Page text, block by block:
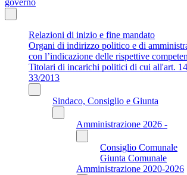
governo
Relazioni di inizio e fine mandato
Organi di indirizzo politico e di
con l’indicazione delle rispettive
Titolari di incarichi politici di cui all'art.
33/2013
Sindaco, Consiglio e Giunta
Amministrazione 2026 -
Consiglio Comunale
Giunta Comunale
Amministrazione 2020-2026